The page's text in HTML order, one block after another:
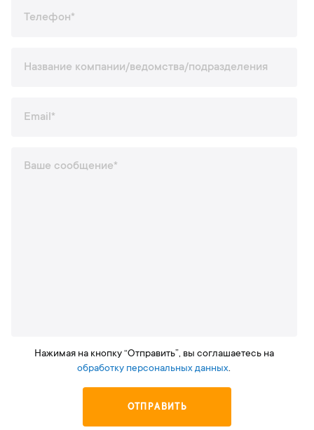
Нажимая на кнопку “Отправить”, вы соглашаетесь на
обработку персональных данных.
ОТПРАВИТЬ